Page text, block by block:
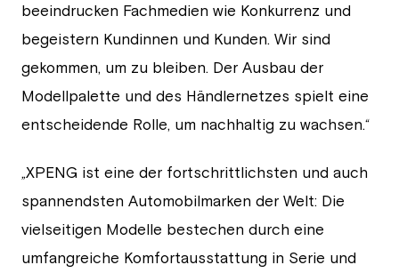
beeindrucken Fachmedien wie Konkurrenz und
begeistern Kundinnen und Kunden. Wir sind
gekommen, um zu bleiben. Der Ausbau der
Modellpalette und des Händlernetzes spielt eine
entscheidende Rolle, um nachhaltig zu wachsen.“
„XPENG ist eine der fortschrittlichsten und auch
spannendsten Automobilmarken der Welt: Die
vielseitigen Modelle bestechen durch eine
umfangreiche Komfortausstattung in Serie und